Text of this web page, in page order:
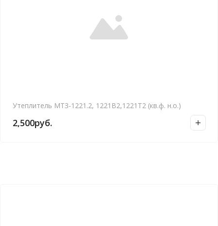
Утеплитель МТЗ-1221.2, 1221В2,1221Т2 (кв.ф. н.о.)
2,500руб.